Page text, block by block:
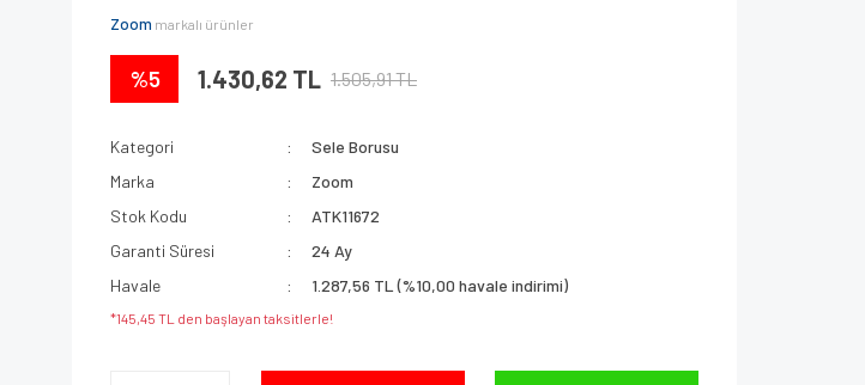
Zoom markalı ürünler
%5 1.430,62 TL 1.505,91 TL
Kategori
Sele Borusu
Marka
Zoom
Stok Kodu
ATK11672
Garanti Süresi
24 Ay
Havale
1.287,56 TL (%10,00 havale indirimi)
*145,45 TL den başlayan taksitlerle!